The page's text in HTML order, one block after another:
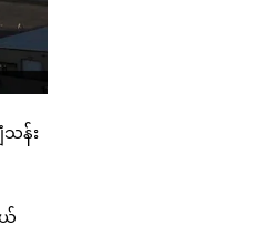
န်း
ယ်